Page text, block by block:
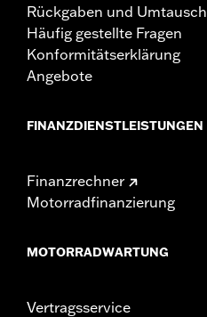
Rückgaben und Umtausch
Häufig gestellte Fragen
Konformitätserklärung
Angebote
FINANZDIENSTLEISTUNGEN
Finanzrechner
Motorradfinanzierung
MOTORRADWARTUNG
Vertragsservice